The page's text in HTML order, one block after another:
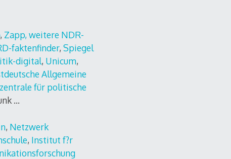
, Zapp,weitere NDR-
faktenfinder, Spiegel
digital, Unicum,
Allgemeine
für politische
…
, Netzwerk
, Institut f?r